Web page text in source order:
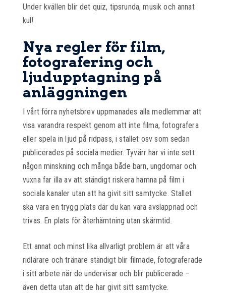
Under kvällen blir det quiz, tipsrunda, musik och annat
kul!
Nya regler för film,
fotografering och
ljudupptagning på
anläggningen
I vårt förra nyhetsbrev uppmanades alla medlemmar att
visa varandra respekt genom att inte filma, fotografera
eller spela in ljud på ridpass, i stallet osv som sedan
publicerades på sociala medier. Tyvärr har vi inte sett
någon minskning och många både barn, ungdomar och
vuxna far illa av att ständigt riskera hamna på film i
sociala kanaler utan att ha givit sitt samtycke. Stallet
ska vara en trygg plats där du kan vara avslappnad och
trivas. En plats för återhämtning utan skärmtid.
Ett annat och minst lika allvarligt problem är att våra
ridlärare och tränare ständigt blir filmade, fotograferade
i sitt arbete när de undervisar och blir publicerade –
även detta utan att de har givit sitt samtycke.